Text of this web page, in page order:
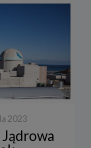
2023
Jądrowa